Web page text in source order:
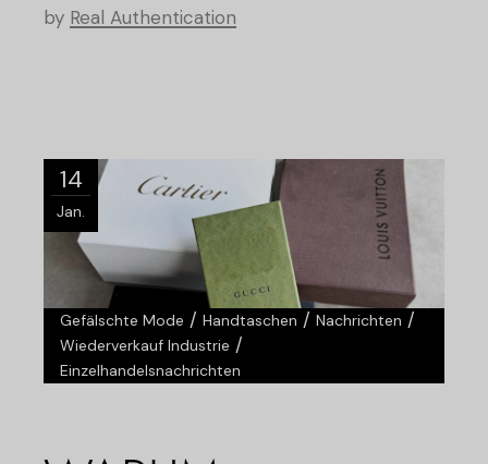
by Real Authentication
14
Jan.
Gefälschte Mode /Handtaschen /Nachrichten /
Wiederverkauf Industrie /
Einzelhandelsnachrichten